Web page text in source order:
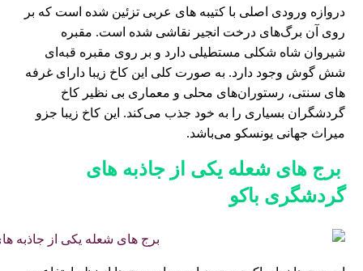
دروازه ورودی اصلی با کتیبه های عربی تزئین شده است که بر
روی آن برگ‌های درخت انجیر نقاشی شده است. مقبره
شیروان شاه شکلی مستطیلی دارد و بر روی مقبره قبه‌ای
شش گوش وجود دارد. به صورت کلی این کاخ زیبا دارای غرفه
های سنتی، رستوران‌های محلی و معماری بی نظیر کاخ
گردشگران بسیاری را به خود جذب می‌کند. این کاخ زیبا جزو
میراث جهانی یونسکو می‌باشد.
برج ‌های شعله یکی از جاذبه ‌های
گردشگری باکو